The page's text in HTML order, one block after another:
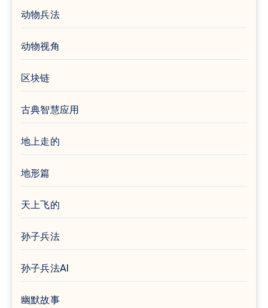
动物兵法
动物视角
区块链
古典智慧应用
地上走的
地形篇
天上飞的
孙子兵法
孙子兵法AI
幽默故事